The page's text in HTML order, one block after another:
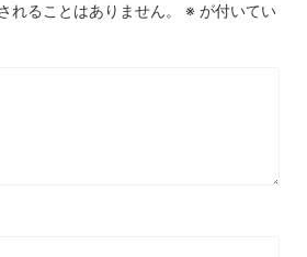
れることはありません。 ※ が付いてい